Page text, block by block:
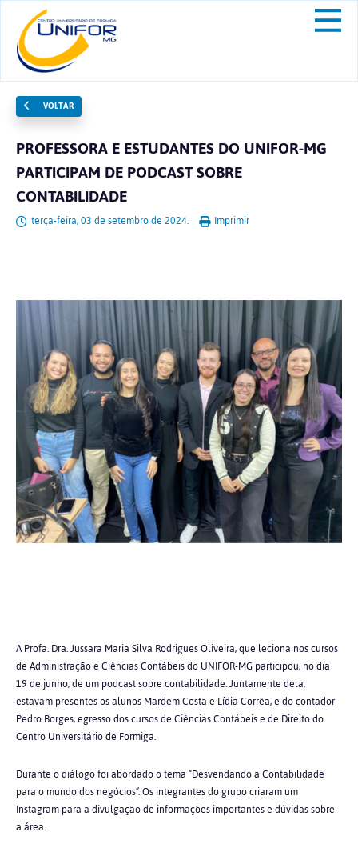
VOLTAR
PROFESSORA E ESTUDANTES DO UNIFOR-MG
PARTICIPAM DE PODCAST SOBRE
CONTABILIDADE
terça-feira, 03 de setembro de 2024. Imprimir
A Profa. Dra. Jussara Maria Silva Rodrigues Oliveira, que leciona nos cursos
de Administração e Ciências Contábeis do UNIFOR-MG participou, no dia
19 de junho, de um podcast sobre contabilidade. Juntamente dela,
estavam presentes os alunos Mardem Costa e Lídia Corrêa, e do contador
Pedro Borges, egresso dos cursos de Ciências Contábeis e de Direito do
Centro Universitário de Formiga.
Durante o diálogo foi abordado o tema “Desvendando a Contabilidade
para o mundo dos negócios”. Os integrantes do grupo criaram um
Instagram para a divulgação de informações importantes e dúvidas sobre
a área.